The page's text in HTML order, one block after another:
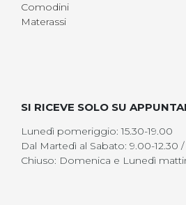
Comodini
Materassi
SI RICEVE SOLO SU
Lunedì pomeriggio: 15.30-19.00
Dal Martedì al Sabato: 9.00-12.30 /
Chiuso: Domenica e Lunedì